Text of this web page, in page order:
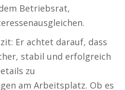
Betriebsrat,
Er achtet darauf, dass
stabil und erfolgreich
zu
am Arbeitsplatz. Ob es